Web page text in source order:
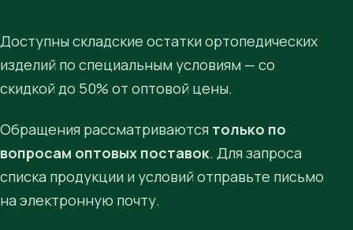
Доступны складские остатки ортопедических
изделий по специальным условиям — со
скидкой до 50% от оптовой цены.
Обращения рассматриваются только по
вопросам оптовых поставок. Для запроса
списка продукции и условий отправьте письмо
на электронную почту.